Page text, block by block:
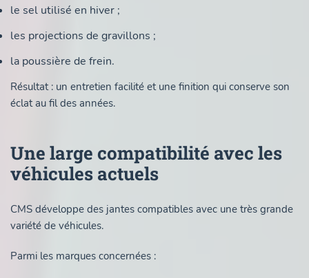
le sel utilisé en hiver ;
les projections de gravillons ;
la poussière de frein.
Résultat : un entretien facilité et une finition qui conserve son
éclat au fil des années.
Une large compatibilité avec les
véhicules actuels
CMS développe des jantes compatibles avec une très grande
variété de véhicules.
Parmi les marques concernées :